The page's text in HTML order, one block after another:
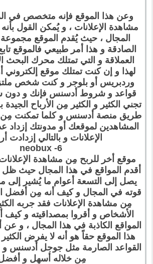
وعن هذا الموقع فإنه متخصص في
مشاهدة الإعلانات ، و يُمكن القول
المجال ، حيث يُقدم الموقع مجموعة
الصادقة و هذا أمر طبيعي فالموقع
العملاقة و التي تمتلك محرك البحث
لهذا و إن كنت تمتلك موقع إلكتروني
وردبريس أو بلوجر و كنت شخص
قواعد و شروط أدسنس فإنك و دون
تجني الكثير و الكثير مِن الأرباح
طريق منصة أدسنس و كلما تمكنت
المشاهدين لموقعك أو مدونتك
الإعلانات و بالتالي إزدادت
6- neobux
موقع أخر للربح مِن مشاهدة
أقدم المواقع في هذا المجال حيث ظل
يصل إلى التسعة أعوام ما يُشير إلى
قوته في المجال و كيف أنه مِن أفضل
مِن مشاهدة الإعلانات فقد جربه
الأشخاص و أقروا بمصداقيته و كيف
المواقع الكاذبة في هذا المجال ، و
هذا الموقع حقاً هو أنه لا يفرض
القواعد الصارمة مثل جوجل أدسنس و
مِن خلاله أسهل و